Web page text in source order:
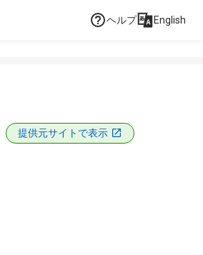
ヘルプ English
提供元サイトで表示